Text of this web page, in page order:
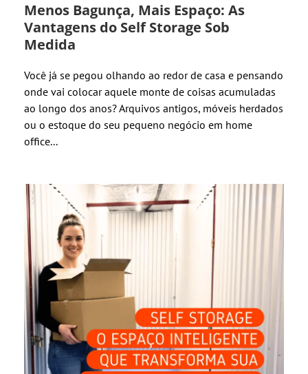
Menos Bagunça, Mais Espaço: As
Vantagens do Self Storage Sob
Medida
Você já se pegou olhando ao redor de casa e pensando
onde vai colocar aquele monte de coisas acumuladas
ao longo dos anos? Arquivos antigos, móveis herdados
ou o estoque do seu pequeno negócio em home
office...